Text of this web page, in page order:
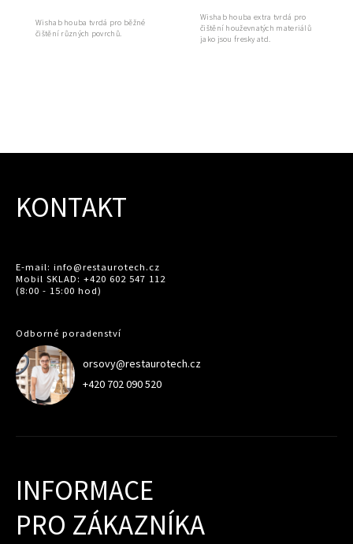
Wishab houba tvrdá pro běžné
čištění různých povrchů.
Wishab houba extra tvrdá pro
čištění houževnatých materiálů
jako jsou fresky atd.
KONTAKT
E-mail: info@restaurotech.cz
Mobil SKLAD: +420 602 547 112
(8:00 - 15:00 hod)
Odborné poradenství
orsovy@restaurotech.cz
+420 702 090 520
INFORMACE
PRO ZÁKAZNÍKA